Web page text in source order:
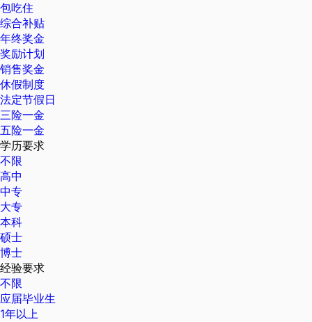
包吃住
综合补贴
年终奖金
奖励计划
销售奖金
休假制度
法定节假日
三险一金
五险一金
学历要求
不限
高中
中专
大专
本科
硕士
博士
经验要求
不限
应届毕业生
1年以上